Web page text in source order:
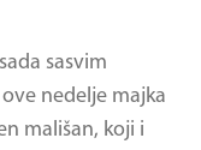
sasvim
nedelje majka
mališan, koji i